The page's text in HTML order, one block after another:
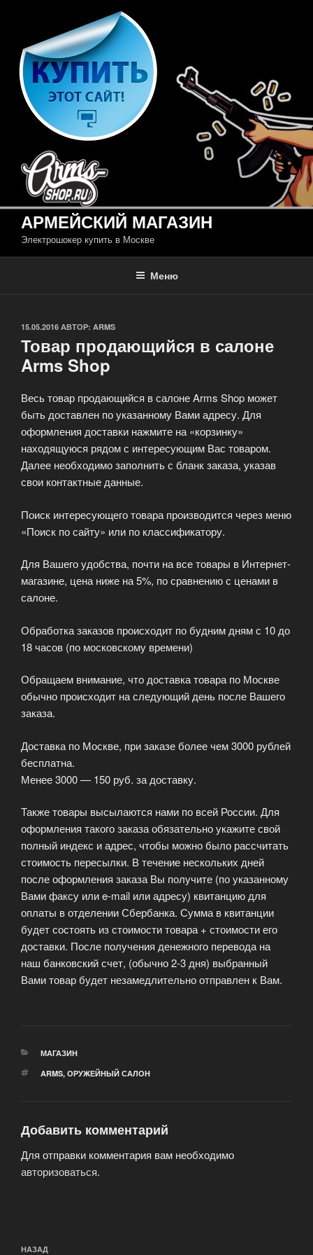
содержимому
АРМЕЙСКИЙ МАГАЗИН
Электрошокер купить в Москве
Меню
ОПУБЛИКОВАНО
15.05.2016 АВТОР: ARMS
Товар продающийся в салоне
Arms Shop
Весь товар продающийся в салоне Arms Shop может
быть доставлен по указанному Вами адресу. Для
оформления доставки нажмите на «корзинку»
находящуюся рядом с интересующим Вас товаром.
Далее необходимо заполнить с бланк заказа, указав
свои контактные данные.
Поиск интересующего товара производится через меню
«Поиск по сайту» или по классификатору.
Для Вашего удобства, почти на все товары в Интернет-
магазине, цена ниже на 5%, по сравнению с ценами в
салоне.
Обработка заказов происходит по будним дням с 10 до
18 часов (по московскому времени)
Обращаем внимание, что доставка товара по Москве
обычно происходит на следующий день после Вашего
заказа.
Доставка по Москве, при заказе более чем 3000 рублей
бесплатна.
Менее 3000 — 150 руб. за доставку.
Также товары высылаются нами по всей России. Для
оформления такого заказа обязательно укажите свой
полный индекс и адрес, чтобы можно было рассчитать
стоимость пересылки. В течение нескольких дней
после оформления заказа Вы получите (по указанному
Вами факсу или e-mail или адресу) квитанцию для
оплаты в отделении Сбербанка. Сумма в квитанции
будет состоять из стоимости товара + стоимости его
доставки. После получения денежного перевода на
наш банковский счет, (обычно 2-3 дня) выбранный
Вами товар будет незамедлительно отправлен к Вам.
РУБРИКИ
МАГАЗИН
МЕТКИ
ARMS, ОРУЖЕЙНЫЙ САЛОН
Добавить комментарий
Для отправки комментария вам необходимо
авторизоваться.
Предыдущая
НАЗАД